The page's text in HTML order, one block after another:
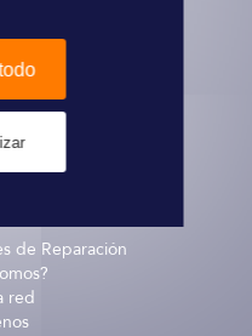
legales
de Reparación
red